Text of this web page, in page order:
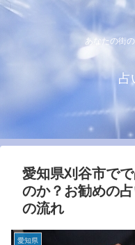
あなたの街
占
愛知県刈谷市で
のか？お勧めの
の流れ
愛知県